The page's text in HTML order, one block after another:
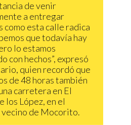
de venir
a entregar
como esta calle radica
que todavía hay
lo estamos
con hechos”, expresó
quien recordó que
de 48 horas también
carretera en El
los López, en el
vecino de Mocorito.